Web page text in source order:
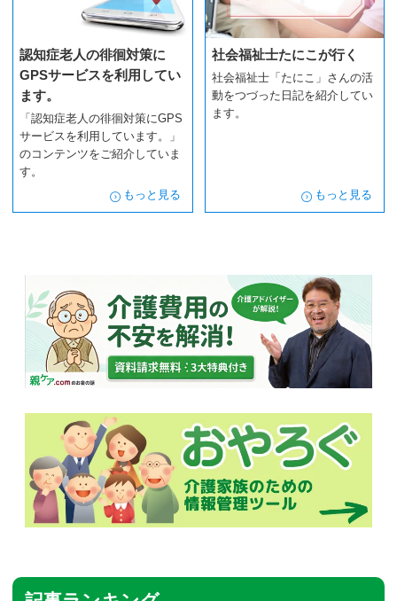
認知症老人の徘徊対策に
GPSサービスを利用してい
ます。
「認知症老人の徘徊対策にGPS
サービスを利用しています。」
のコンテンツをご紹介していま
す。
もっと見る
社会福祉士たにこが行く
社会福祉士「たにこ」さんの活
動をつづった日記を紹介してい
ます。
もっと見る